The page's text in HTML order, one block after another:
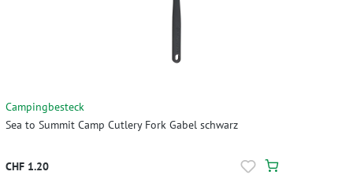
Campingbesteck
Sea to Summit Camp Cutlery Fork Gabel schwarz
CHF 1.20